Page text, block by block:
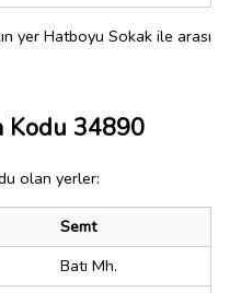
yer Hatboyu Sokak ile arası
Kodu 34890
olan yerler:
Semt
Batı Mh.